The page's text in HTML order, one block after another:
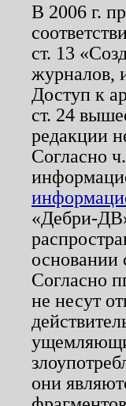
В 2006 г.
ст. 13
журналов,
Доступ к
ст. 24
редакции
Согласно
«Дебри-
основании
Согласно
не несут
они